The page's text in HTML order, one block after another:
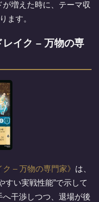
増えた時に、テーマ収
ます。
イク – 万物の専
– 万物の専門家
は、
すい実戦性能”で示して
へ干渉しつつ、退場が後